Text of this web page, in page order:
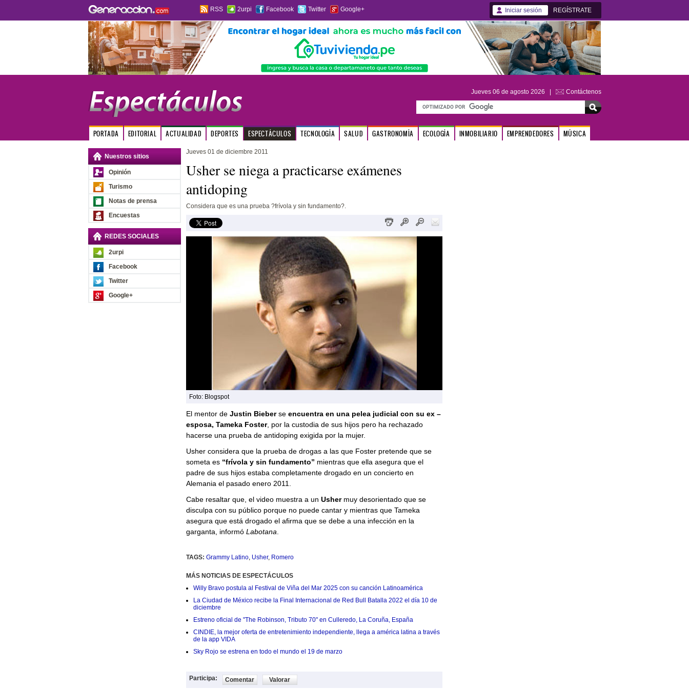
RSS 2urpi Facebook Twitter Google+ Iniciar sesión REGÍSTRATE
Jueves 06 de agosto 2026 | Contáctenos
PORTADA EDITORIAL ACTUALIDAD DEPORTES ESPECTÁCULOS TECNOLOGÍA SALUD GASTRONOMÍA ECOLOGÍA INMOBILIARIO EMPRENDEDORES MÚSICA
Nuestros sitios
Opinión
Turismo
Notas de prensa
Encuestas
REDES SOCIALES
2urpi
Facebook
Twitter
Google+
Jueves 01 de diciembre 2011
Usher se niega a practicarse exámenes
antidoping
Considera que es una prueba ?frívola y sin fundamento?.
Foto: Blogspot
El mentor de Justin Bieberse encuentra en una pelea judicial con su ex –
esposa, Tameka Foster, por la custodia de sus hijos pero ha rechazado
hacerse una prueba de antidoping exigida por la mujer.
Usher considera que la prueba de drogas a las que Foster pretende que se
someta es “frívola y sin fundamento” mientras que ella asegura que el
padre de sus hijos estaba completamente drogado en un concierto en
Alemania el pasado enero 2011.
Cabe resaltar que, el video muestra a un Ushermuy desorientado que se
disculpa con su público porque no puede cantar y mientras que Tameka
asegura que está drogado el afirma que se debe a una infección en la
garganta, informó Labotana
TAGS: Grammy Latino, Usher, Romero
MÁS NOTICIAS DE ESPECTÁCULOS
Willy Bravo postula al Festival de Viña del Mar 2025 con su canción Latinoamérica
La Ciudad de México recibe la Final Internacional de Red Bull Batalla 2022 el día 10 de
diciembre
Estreno oficial de "The Robinson, Tributo 70" en Culleredo, La Coruña, España
CINDIE, la mejor oferta de entretenimiento independiente, llega a américa latina a través
de la app VIDA
Sky Rojo se estrena en todo el mundo el 19 de marzo
Participa: Comentar Valorar